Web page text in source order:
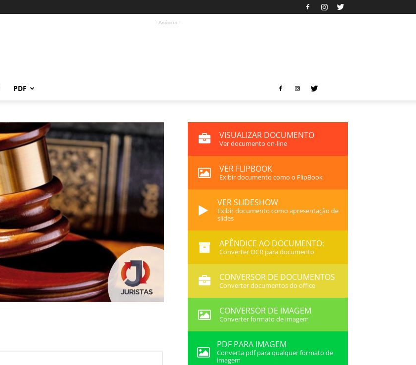
- Anúncio -
PDF
VISUALIZAR DOCUMENTO
Ver documento on-line
VER FLIPBOOK
Exibir documento como o FlipBook
VER SLIDESHOW
Exibir documento como apresentação de
slides
APÊNDICE AO DOCUMENTO:
Converter OCR para documento
CONVERSOR DE DOCUMENTOS
Converter documentos do office
CONVERSOR DE IMAGEM
Converter formato de imagem
PDF PARA IMAGEM
Converta pdf para qualquer formato de
imagem